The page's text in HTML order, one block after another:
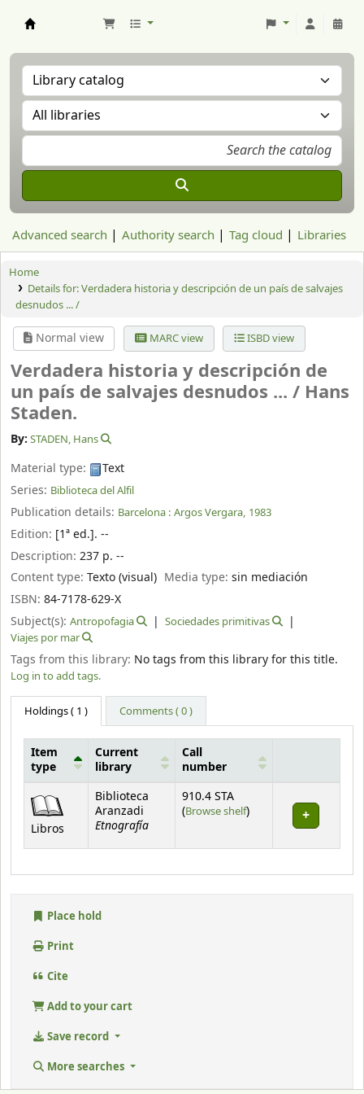
Advanced search Authority search Tag cloud Libraries
Home
Details for:Verdadera historia y descripción de un país de salvajes
desnudos ... /
Normal view MARC view ISBD view
Verdadera historia y descripción de
un país de salvajes desnudos ... / Hans
Staden.
By: STADEN, Hans
Material type:
Text
Series: Biblioteca del Alfil
Publication details: Barcelona : Argos Vergara, 1983
Edition: [1ª ed.]. --
Description: 237 p. --
Content type: Texto (visual) Media type:sin mediación
ISBN: 84-7178-629-X
Subject(s): Antropofagia
Sociedades primitivas
Viajes por mar
Tags from this library: No tags from this library for this title.
Log in to add tags.
Holdings( 1 ) Comments ( 0 )
Item
type
Current
library
Call
number
Libros
Biblioteca
Aranzadi
Etnografía
910.4 STA
(Browse shelf(Opens below)
)
Place hold
Print
Cite
Add to your cart
Save record
More searches